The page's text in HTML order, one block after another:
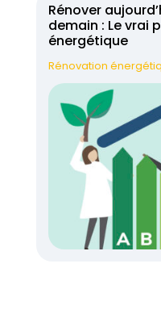
Rénover
demain : Le vrai
énergétique
Rénovation